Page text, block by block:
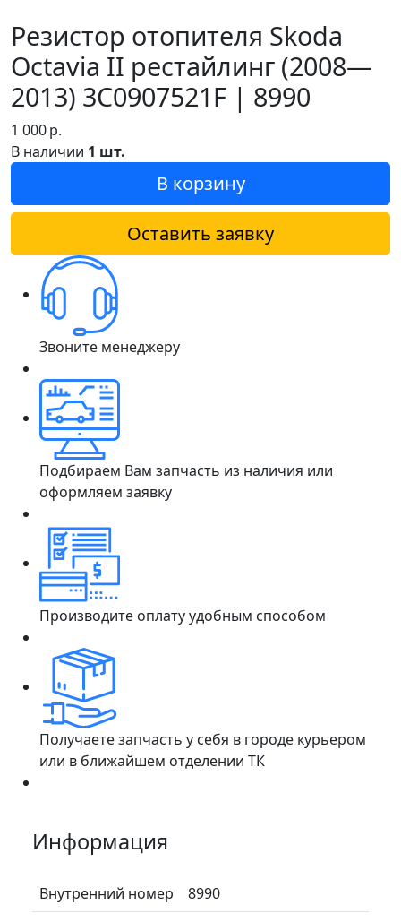
Резистор отопителя Skoda
Octavia II рестайлинг (2008—
2013) 3C0907521F | 8990
1 000р.
В наличии 1 шт.
В корзину
Оставить заявку
Звоните менеджеру
Подбираем Вам запчасть из наличия или
оформляем заявку
Производите оплату удобным способом
Получаете запчасть у себя в городе курьером
или в ближайшем отделении ТК
Информация
Внутренний номер
8990